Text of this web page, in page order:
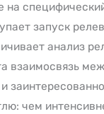
на
запуск
анализ
взаимосвязь
чем